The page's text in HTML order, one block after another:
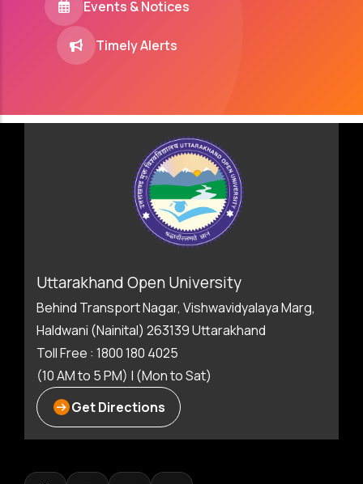
Events & Notices
Timely Alerts
Uttarakhand Open University
Behind Transport Nagar, Vishwavidyalaya Marg,
Haldwani (Nainital) 263139 Uttarakhand
Toll Free : 1800 180 4025
(10 AM to 5 PM) | (Mon to Sat)
Get Directions